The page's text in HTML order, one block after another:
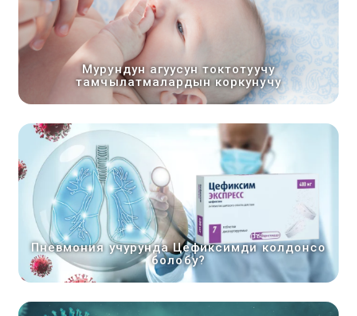
Мурундун агуусун токтотуучу
тамчылатмалардын коркунучу
Пневмония учурунда Цефиксимди колдонсо
болобу?